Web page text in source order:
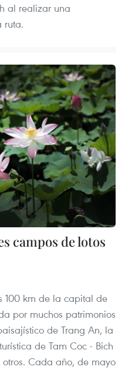
al realizar una
ruta.
campos de lotos
100 km de la capital de
por muchos patrimonios
de Trang An, la
de Tam Coc - Bich
Cada año, de mayo